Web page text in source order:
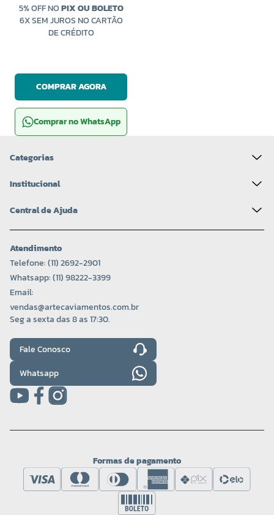
5% OFF NOPIX OU BOLETO
6X SEM JUROS NO CARTÃO
DE CRÉDITO
COMPRAR AGORA
Comprar no WhatsApp
Categorias
Institucional
Central de Ajuda
Atendimento
Telefone: (11) 2692-2901
Whatsapp: (11) 98222-3399
Email:
vendas@artecaviamentos.com.br
Seg a sexta das 8 as 17:30.
Fale Conosco
Whatsapp
Formas de pagamento